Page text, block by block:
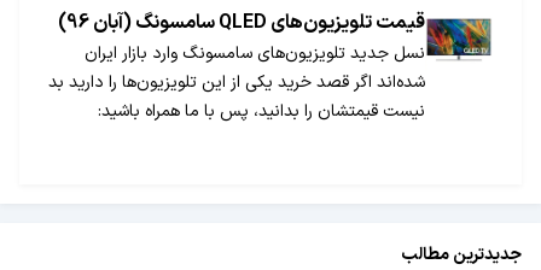
قیمت تلویزیون‌های QLED سامسونگ (آبان 96)
نسل جدید تلویزیون‌های سامسونگ وارد بازار ایران
شده‌اند اگر قصد خرید یکی از این تلویزیون‌ها را دارید بد
نیست قیمتشان را بدانید، پس با ما همراه باشید:
جدیدترین مطالب